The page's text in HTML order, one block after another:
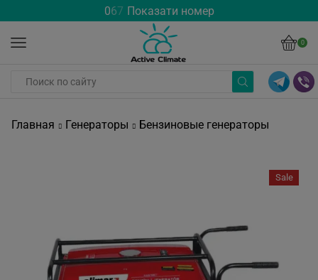
067 Показати номер
0
Главная Генераторы Бензиновые генераторы
Sale